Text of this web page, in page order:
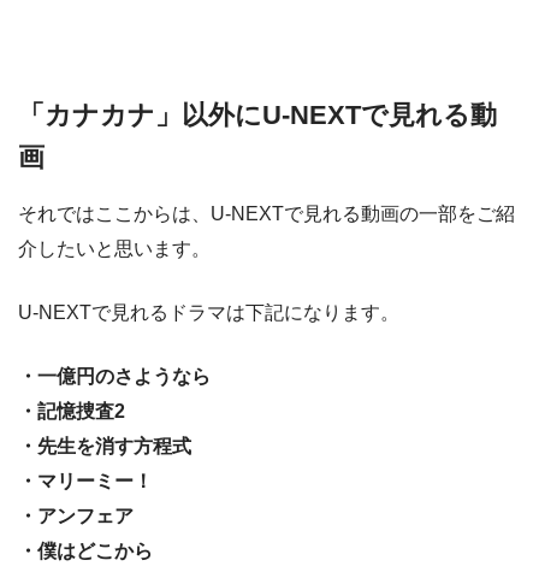
「カナカナ」以外にU-NEXTで見れる動
画
それではここからは、U-NEXTで見れる動画の一部をご紹
介したいと思います。
U-NEXTで見れるドラマは下記になります。
・一億円のさようなら
・記憶捜査2
・先生を消す方程式
・マリーミー！
・アンフェア
・僕はどこから